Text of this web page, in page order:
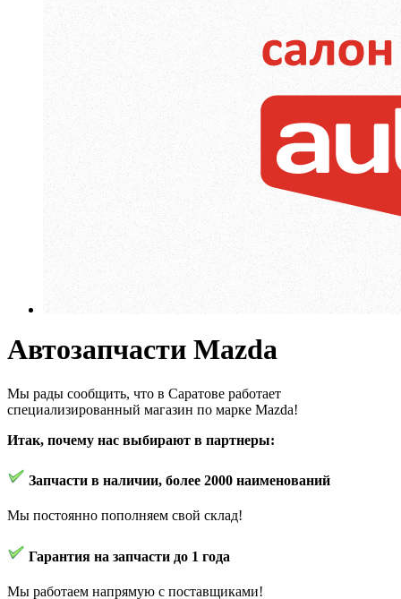
Автозапчасти Mazda
Мы рады сообщить, что в Саратове работает
специализированный магазин по марке Mazda!
Итак, почему нас выбирают в партнеры:
Запчасти в наличии, более 2000 наименований
Мы постоянно пополняем свой склад!
Гарантия на запчасти до 1 года
Мы работаем напрямую с поставщиками!